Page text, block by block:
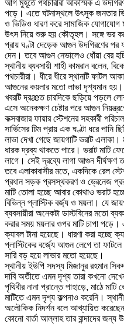
আগ মুহূর্তে পথচারীরা আকস্মিক এ
পড়ে। এতে ঘটনাস্থলে উৎসুক জনতার
ও ভিডিও ধারণ করে সামাজিক
উৎস নিয়ে শুরু হয় কৌতূহল। সঙ্গে ভর
প্রায় ঘণ্টা দেড়েক আগুন উদগিরণের পর
দেন। তবে আগুন নেভালেও ধোঁয়া বের
স্থানীয় ব্যবসায়ী শাহী কামরান বলেন,
পথচারীরা। ধীরে ধীরে স্থানটি ফাটল
আগুনের কয়লার মতো লাভা দৃশ্যমান হয়।
খবরটি দ্রæত চারদিকে ছড়িয়ে পড়লে
এসে অনেকক্ষণ চেষ্টার পরে আগুন
কক্সবাজার ফায়ার স্টেশনের সহকারী
সার্ভিসের টিম প্রায় এক ঘণ্টা ধরে
লাভা দেখা গেছে জায়গাটি ভরাট
ধারক দ্রব্য থাকতে পারে। ভরাট মাটি
লাগে। সেই দ্রব্যে লাগা আগুন দীর্ঘক্ষণ
তবে এলাকাবাসীর মতে, একদিকে রেল
প্রধান সড়ক প্রসস্থকরণ ও ড্রেনেজ
মাটি তোলা হচ্ছে আবার কোথাও ভরাট
বিভিন্ন প্লাস্টিক বর্জ্য ও ময়লা। যে
ব্যবসায়ীরা অনেকটা ডাস্টবিনের মতো
করার সময় ময়লার ওপর মাটি চাপা পড়ে।
ক্যাবল টানা হয়েছে। ধারণা করা হচ্ছে
প্লাস্টিকের বর্জ্যে আগুন লেগে তা
সারি বড় হয়ে লাভার মতো হয়েছে।
স্থানীয় ইউপি সদস্য মিজানুর রহমান
দাবি অতীতে এমন দৃশ্য তারা কখনো
পৃথিবীর নানা প্রান্তে পাহাড়ে, মাঠে
মাটিতে এমন দৃশ্য কল্পনাও করেনি।
অলৌকিক নিদর্শন বলে আখ্যায়িত
কোনো বার্তা আল্লাহ তার বান্দাদের